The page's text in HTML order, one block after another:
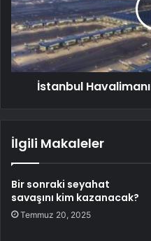
İstanbul
İlgili Makaleler
Bir sonraki seyahat
savaşını kim kazanacak?
Temmuz 20, 2025